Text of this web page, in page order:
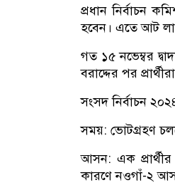
প্রধান নির্বাচন
হবেন। এতে আট
গত ১৫ নভেম্বর
বরাদ্দের পর
সংসদ নির্বাচন
সময়: ভোটগ্রহণ
আসন: এক
কারণে নওগাঁ-২